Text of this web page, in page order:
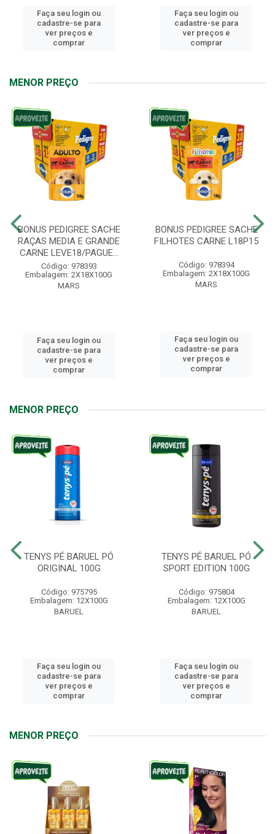
Faça seu login ou
cadastre-se para
ver preços e
comprar
Faça seu login ou
cadastre-se para
ver preços e
comprar
MENOR PREÇO
BONUS PEDIGREE SACHE
RAÇAS MEDIA E GRANDE
CARNE LEVE18/PAGUE...
Código: 978393
Embalagem: 2X18X100G
MARS
Faça seu login ou
cadastre-se para
ver preços e
comprar
BONUS PEDIGREE SACHE
FILHOTES CARNE L18P15
Código: 978394
Embalagem: 2X18X100G
MARS
Faça seu login ou
cadastre-se para
ver preços e
comprar
MENOR PREÇO
TENYS PÉ BARUEL PÓ
ORIGINAL 100G
Código: 975795
Embalagem: 12X100G
BARUEL
Faça seu login ou
cadastre-se para
ver preços e
comprar
TENYS PÉ BARUEL PÓ
SPORT EDITION 100G
Código: 975804
Embalagem: 12X100G
BARUEL
Faça seu login ou
cadastre-se para
ver preços e
comprar
MENOR PREÇO